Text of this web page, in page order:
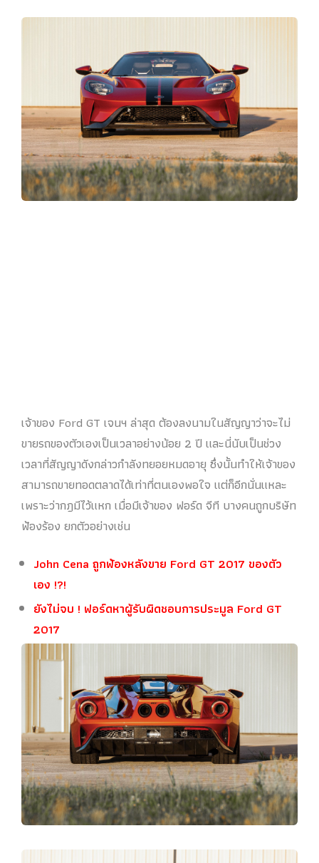
เจ้าของ Ford GT เจนฯ ล่าสุด ต้องลงนามในสัญญาว่าจะไม่
ขายรถของตัวเองเป็นเวลาอย่างน้อย 2 ปี และนี่นับเป็นช่วง
เวลาที่สัญญาดังกล่าวกำลังทยอยหมดอายุ ซึ่งนั้นทำให้เจ้าของ
สามารถขายทอดตลาดได้เท่าที่ตนเองพอใจ แต่ก็อีกนั่นแหละ
เพราะว่ากฎมีไว้แหก เมื่อมีเจ้าของ ฟอร์ด จีที บางคนถูกบริษัท
ฟ้องร้อง ยกตัวอย่างเช่น
John Cena ถูกฟ้องหลังขาย Ford GT 2017 ของตัว
เอง !?!
ยังไม่จบ ! ฟอร์ดหาผู้รับผิดชอบการประมูล Ford GT
2017